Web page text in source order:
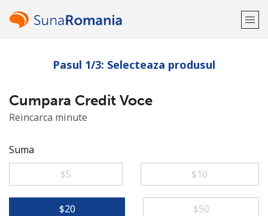
Bine-ai venit!
Ai deja cont?Logheaza-te →
Pasul 1/3: Selecteaza produsul
Cumpara Credit Voce
Reincarca minute
Suma
⁦$5⁩
⁦$10⁩
⁦$20⁩ ⁦$50⁩